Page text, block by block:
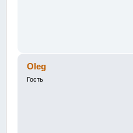
Oleg
Гость